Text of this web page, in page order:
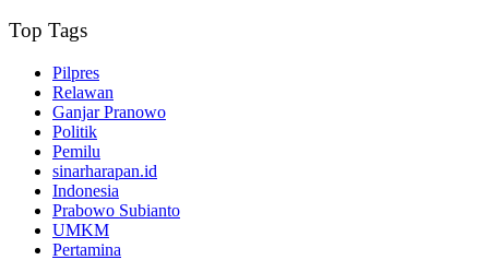
Top Tags
Pilpres
Relawan
Ganjar Pranowo
Politik
Pemilu
sinarharapan.id
Indonesia
Prabowo Subianto
UMKM
Pertamina